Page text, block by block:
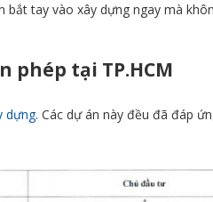
bắt tay vào xây dựng ngay mà
phép tại TP.HCM
dựng. Các dự án này đều đã đáp